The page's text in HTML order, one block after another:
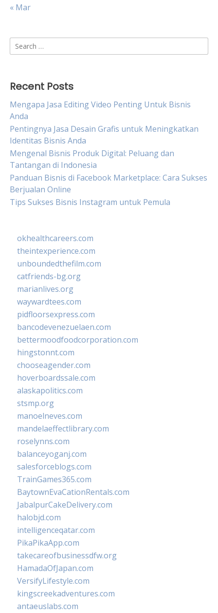
« Mar
Search
for:
Recent Posts
Mengapa Jasa Editing Video Penting Untuk Bisnis
Anda
Pentingnya Jasa Desain Grafis untuk Meningkatkan
Identitas Bisnis Anda
Mengenal Bisnis Produk Digital: Peluang dan
Tantangan di Indonesia
Panduan Bisnis di Facebook Marketplace: Cara Sukses
Berjualan Online
Tips Sukses Bisnis Instagram untuk Pemula
okhealthcareers.com
theintexperience.com
unboundedthefilm.com
catfriends-bg.org
marianlives.org
waywardtees.com
pidfloorsexpress.com
bancodevenezuelaen.com
bettermoodfoodcorporation.com
hingstonnt.com
chooseagender.com
hoverboardssale.com
alaskapolitics.com
stsmp.org
manoelneves.com
mandelaeffectlibrary.com
roselynns.com
balanceyoganj.com
salesforceblogs.com
TrainGames365.com
BaytownEvaCationRentals.com
JabalpurCakeDelivery.com
halobjd.com
intelligenceqatar.com
PikaPikaApp.com
takecareofbusinessdfw.org
HamadaOfJapan.com
VersifyLifestyle.com
kingscreekadventures.com
antaeuslabs.com